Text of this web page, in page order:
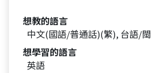
想教的語言
中文(國語/普通話)(繁), 台語/
想學習的語言
英語